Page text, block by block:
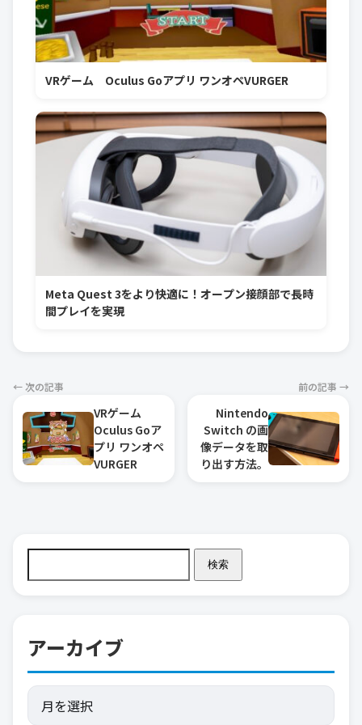
VRゲーム Oculus Goアプリ ワンオペVURGER
Meta Quest 3をより快適に！オープン接顔部で長時
間プレイを実現
← 次の記事
VRゲーム
Oculus Goア
プリ ワンオペ
VURGER
前の記事 →
Nintendo
Switch の画
像データを取
り出す方法。
検索
アーカイブ